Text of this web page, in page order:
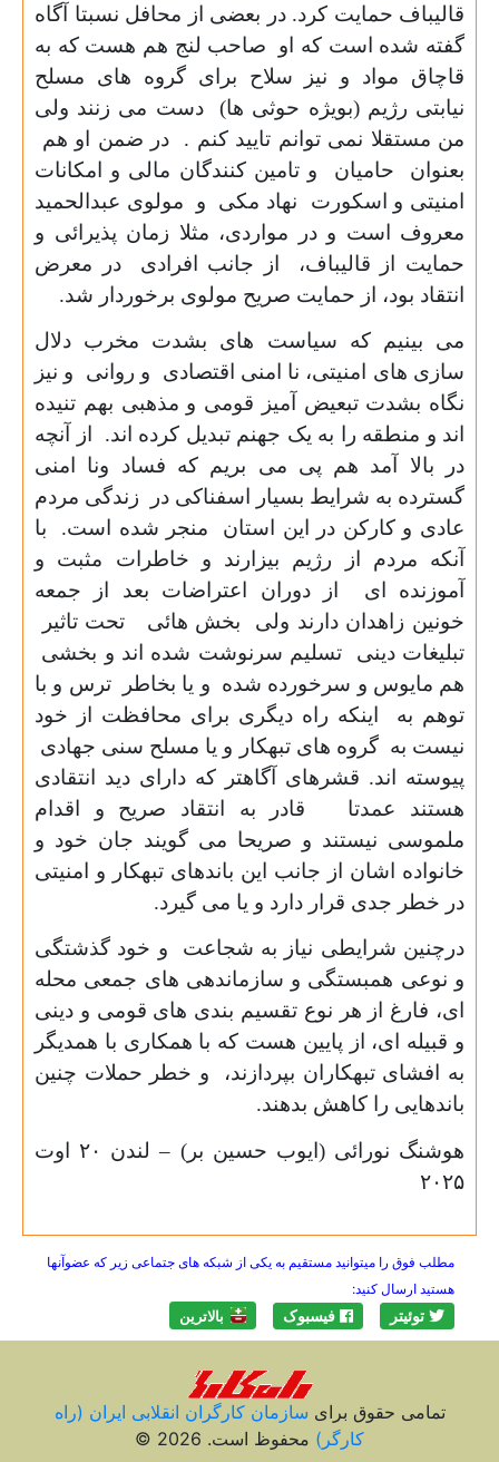
قالیباف حمایت کرد. در بعضی از محافل نسبتا آگاه
گفته شده است که او صاحب لنج هم هست که به
قاچاق مواد و نیز سلاح برای گروه های مسلح
نیابتی رژیم (بویژه حوثی ها) دست می زنند ولی
من مستقلا نمی توانم تایید کنم . در ضمن او هم
بعنوان حامیان و تامین کنندگان مالی و امکانات
امنیتی و اسکورت نهاد مکی و مولوی عبدالحمید
معروف است و در مواردی، مثلا زمان پذیرائی و
حمایت از قالیباف، از جانب افرادی در معرض
انتقاد بود، از حمایت صریح مولوی برخوردار شد.
می بینیم که سیاست های بشدت مخرب دلال
سازی های امنیتی، نا امنی اقتصادی و روانی و نیز
نگاه بشدت تبعیض آمیز قومی و مذهبی بهم تنیده
اند و منطقه را به یک جهنم تبدیل کرده اند. از آنچه
در بالا آمد هم پی می بریم که فساد ونا امنی
گسترده به شرایط بسیار اسفناکی در زندگی مردم
عادی و کارکن در این استان منجر شده است. با
آنکه مردم از رژیم بیزارند و خاطرات مثبت و
آموزنده ای از دوران اعتراضات بعد از جمعه
خونین زاهدان دارند‌ ولی بخش هائی تحت تاثیر
تبلیغات دینی تسلیم سرنوشت شده اند و بخشی
هم مایوس و سرخورده شده و یا بخاطر ترس و با
توهم به اینکه راه دیگری برای محافظت از خود
نیست به گروه های تبهکار و یا مسلح سنی جهادی
پیوسته اند. قشرهای آگاهتر که دارای دید انتقادی
هستند عمدتا قادر به انتقاد صریح و اقدام
ملموسی نیستند و صریحا می گویند جان خود و
خانواده اشان از جانب این باندهای تبهکار و امنیتی
در خطر جدی قرار دارد و یا می گیرد.
درچنین شرایطی نیاز به شجاعت و خود گذشتگی
و نوعی همبستگی و سازماندهی های جمعی محله
ای، فارغ از هر نوع تقسیم بندی های قومی و دینی
و قبیله ای، از پایین هست که با همکاری با همدیگر
به افشای تبهکاران بپردازند، و خطر حملات چنین
باندهایی را کاهش بدهند.
هوشنگ نورائی (ایوب حسین بر) – لندن ۲۰ اوت
۲۰۲۵
مطلب فوق را میتوانید مستقیم به یکی از شبکه های جتماعی زیر که عضوآنها
هستید ارسال کنید:
توئیتر فیسبوک بالاترين
تمامی حقوق برای سازمان کارگران انقلابی ايران (راه
کارگر) محفوظ است. 2026 ©